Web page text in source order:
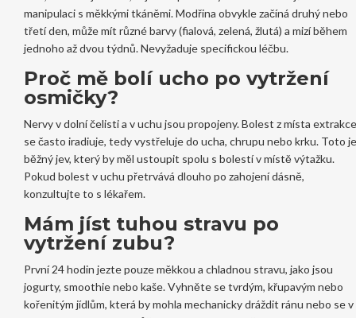
manipulaci s měkkými tkáněmi. Modřina obvykle začíná druhý nebo
třetí den, může mít různé barvy (fialová, zelená, žlutá) a mizí během
jednoho až dvou týdnů. Nevyžaduje specifickou léčbu.
Proč mě bolí ucho po vytržení
osmičky?
Nervy v dolní čelisti a v uchu jsou propojeny. Bolest z místa extrakce
se často iradiuje, tedy vystřeluje do ucha, chrupu nebo krku. Toto je
běžný jev, který by měl ustoupit spolu s bolestí v místě výtažku.
Pokud bolest v uchu přetrvává dlouho po zahojení dásně,
konzultujte to s lékařem.
Mám jíst tuhou stravu po
vytržení zubu?
První 24 hodin jezte pouze měkkou a chladnou stravu, jako jsou
jogurty, smoothie nebo kaše. Vyhněte se tvrdým, křupavým nebo
kořenitým jídlům, která by mohla mechanicky dráždit ránu nebo se v